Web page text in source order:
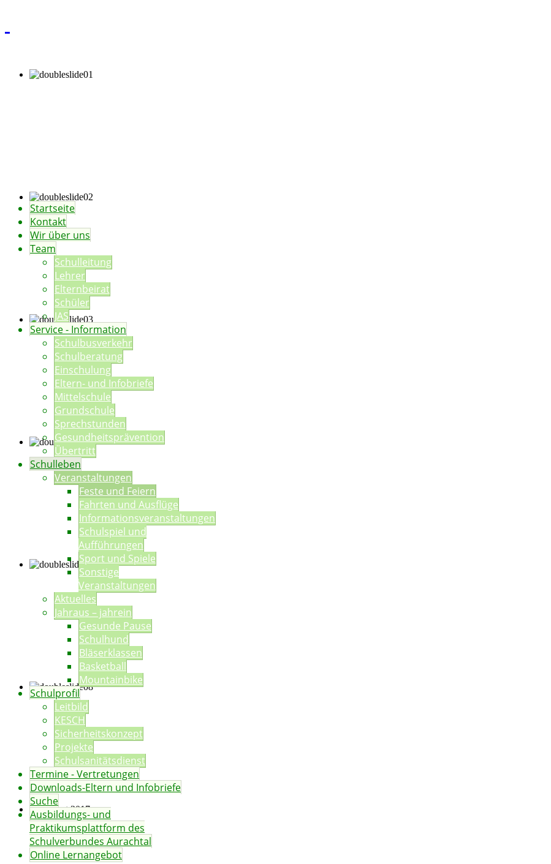
Startseite
Kontakt
Wir über uns
Team
Schulleitung
Lehrer
Elternbeirat
Schüler
JAS
Service - Information
Schulbusverkehr
Schulberatung
Einschulung
Eltern- und Infobriefe
Mittelschule
Grundschule
Sprechstunden
Gesundheitsprävention
Übertritt
Schulleben
Veranstaltungen
Feste und Feiern
Fahrten und Ausflüge
Informationsveranstaltungen
Schulspiel und
Aufführungen
Sport und Spiele
Sonstige
Veranstaltungen
Aktuelles
Jahraus – jahrein
Gesunde Pause
Schulhund
Bläserklassen
Basketball
Mountainbike
Schulprofil
Leitbild
KESCH
Sicherheitskonzept
Projekte
Schulsanitätsdienst
Termine - Vertretungen
Downloads-Eltern und Infobriefe
Suche
Ausbildungs- und
Praktikumsplattform des
Schulverbundes Aurachtal
Online Lernangebot